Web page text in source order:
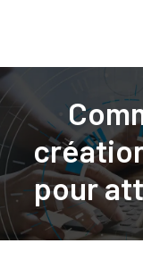
pour